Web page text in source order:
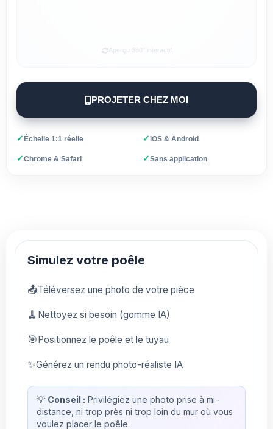
Aperçu 360° interactif
PROJETER CHEZ MOI
✓Échelle 1:1 réelle ✓iOS & Android
✓Chrome & Safari ✓Sans application
Simulez votre poêle
📤Téléversez une photo de votre pièce
🧹 Nettoyez si besoin (gomme IA)
🎯Positionnez le poêle et le tuyau
✨Générez un rendu photo-réaliste IA
💡 Conseil : Privilégiez une photo prise à mi-
distance, ni trop près ni trop loin du mur où vous
voulez placer le poêle.